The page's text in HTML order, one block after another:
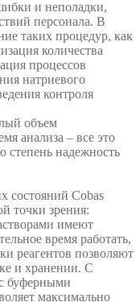
и неполадки,
персонала. В
таких процедур, как
количества
процессов
натриевого
контроля
объем
анализа – все это
степень надежность
состояний Cobas
точки зрения:
имеют
время работать,
реагентов позволяют
и хранении. С
буферными
максимально